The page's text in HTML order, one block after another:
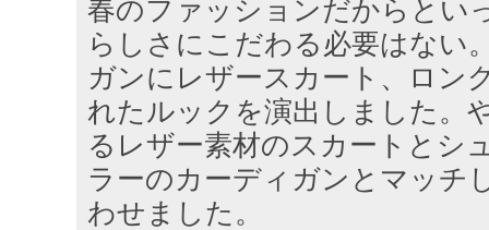
春のファッションだからとい
らしさにこだわる必要はない
ガンにレザースカート、ロン
れたルックを演出しました。
るレザー素材のスカートとシ
ラーのカーディガンとマッチ
わせました。